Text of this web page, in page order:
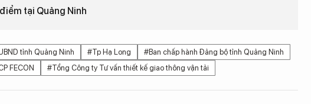
tại Quảng Ninh
tỉnh Quảng Ninh #Tp Hạ Long
#Ban chấp hành Đảng bộ tỉnh Quảng Ninh
FECON #Tổng Công ty Tư vấn thiết kế giao thông vận tải